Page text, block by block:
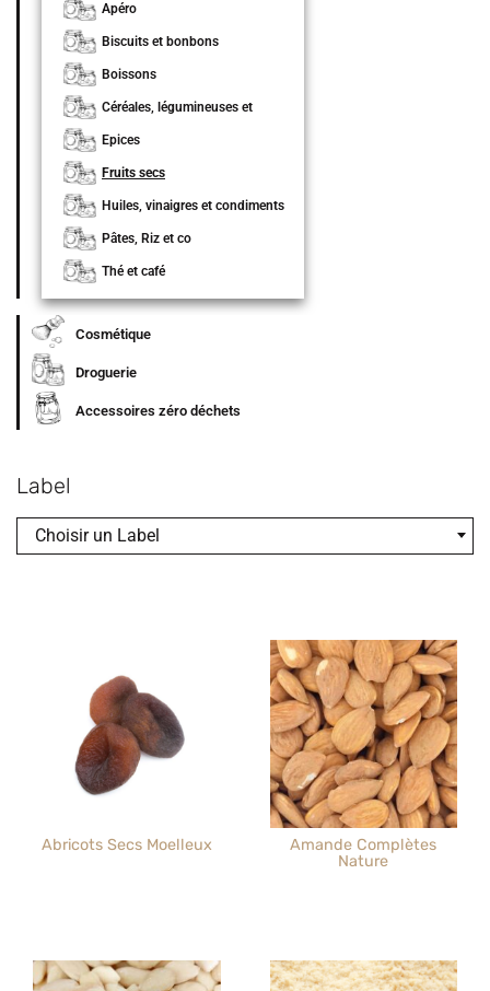
Apéro
Biscuits et bonbons
Boissons
Céréales, légumineuses et
graines
Epices
Fruits secs
Huiles, vinaigres et condiments
Pâtes, Riz et co
Thé et café
Cosmétique
Droguerie
Accessoires zéro déchets
Label
Choisir un Label
Abricots Secs Moelleux
Amande Complètes
Nature